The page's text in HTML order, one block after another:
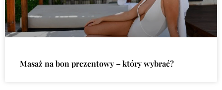
Masaż na bon prezentowy – który wybrać?